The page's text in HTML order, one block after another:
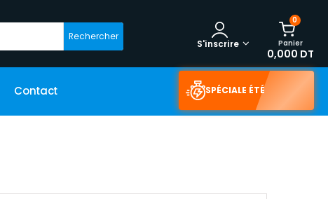
Rechercher
0
Panier
0,000 DT
S'inscrire
Contact SPÉCIALE ÉTÉ